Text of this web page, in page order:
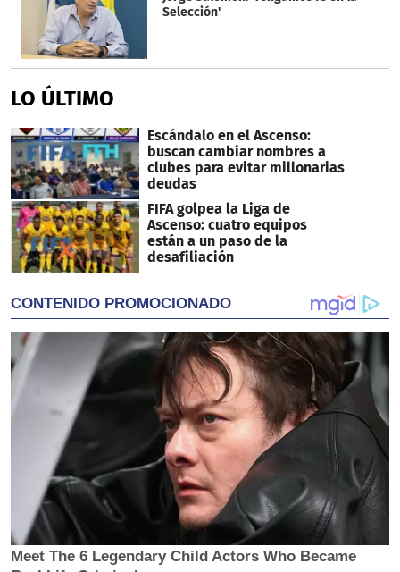
Selección'
LO ÚLTIMO
Escándalo en el Ascenso:
buscan cambiar nombres a
clubes para evitar millonarias
deudas
FIFA golpea la Liga de
Ascenso: cuatro equipos
están a un paso de la
desafiliación